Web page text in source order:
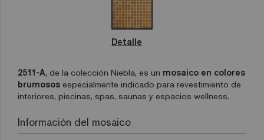
Detalle
2511-A, de la colección Niebla, es un mosaico en colores
brumosos especialmente indicado para revestimiento de
interiores, piscinas, spas, saunas y espacios wellness.
Información del mosaico